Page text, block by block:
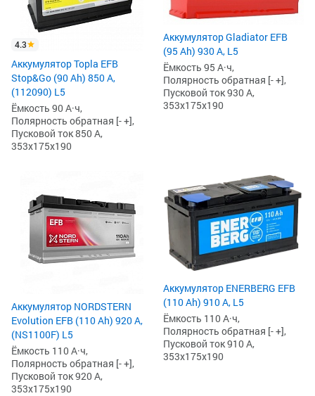
4.3
Аккумулятор Topla EFB
Stop&Go (90 Ah) 850 А,
(112090) L5
Ёмкость 90 А·ч,
Полярность обратная [- +],
Пусковой ток 850 А,
353x175x190
Аккумулятор Gladiator EFB
(95 Ah) 930 А, L5
Ёмкость 95 А·ч,
Полярность обратная [- +],
Пусковой ток 930 А,
353x175x190
Аккумулятор NORDSTERN
Evolution EFB (110 Ah) 920 А,
(NS1100F) L5
Ёмкость 110 А·ч,
Полярность обратная [- +],
Пусковой ток 920 А,
353x175x190
Аккумулятор ENERBERG EFB
(110 Ah) 910 А, L5
Ёмкость 110 А·ч,
Полярность обратная [- +],
Пусковой ток 910 А,
353x175x190